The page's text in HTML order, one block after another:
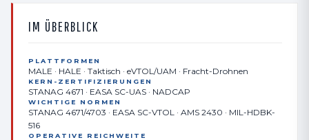
IM ÜBERBLICK
PLATTFORMEN
MALE · HALE · Taktisch · eVTOL/UAM · Fracht-Drohnen
KERN-ZERTIFIZIERUNGEN
STANAG 4671 · EASA SC-UAS · NADCAP
WICHTIGE NORMEN
STANAG 4671/4703 · EASA SC-VTOL · AMS 2430 · MIL-HDBK-
516
OPERATIVE REICHWEITE